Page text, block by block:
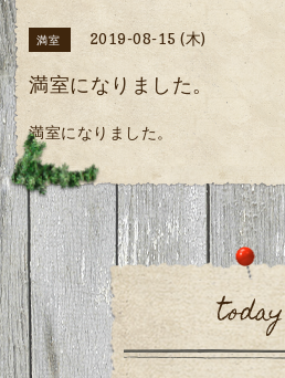
満室 2019-08-15 (木)
満室になりました。
満室になりました。
today